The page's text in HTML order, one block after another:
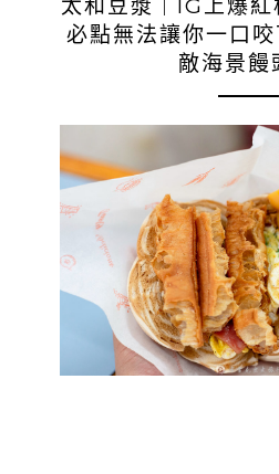
太和豆漿｜IG上爆
必點無法讓你一口
敵海景饅